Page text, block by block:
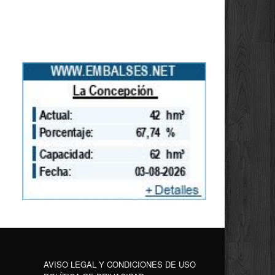
AVISO LEGAL Y CONDICIONES DE USO